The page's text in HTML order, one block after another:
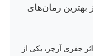
بهترین رمان‌های
جفری آرچر، یکی از